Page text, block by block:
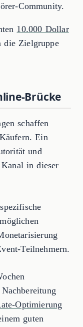
Community.
10.000 Dollar
die Zielgruppe
Brücke
schaffen
Ein
und
in dieser
Teilnehmern.
Optimierung
guten